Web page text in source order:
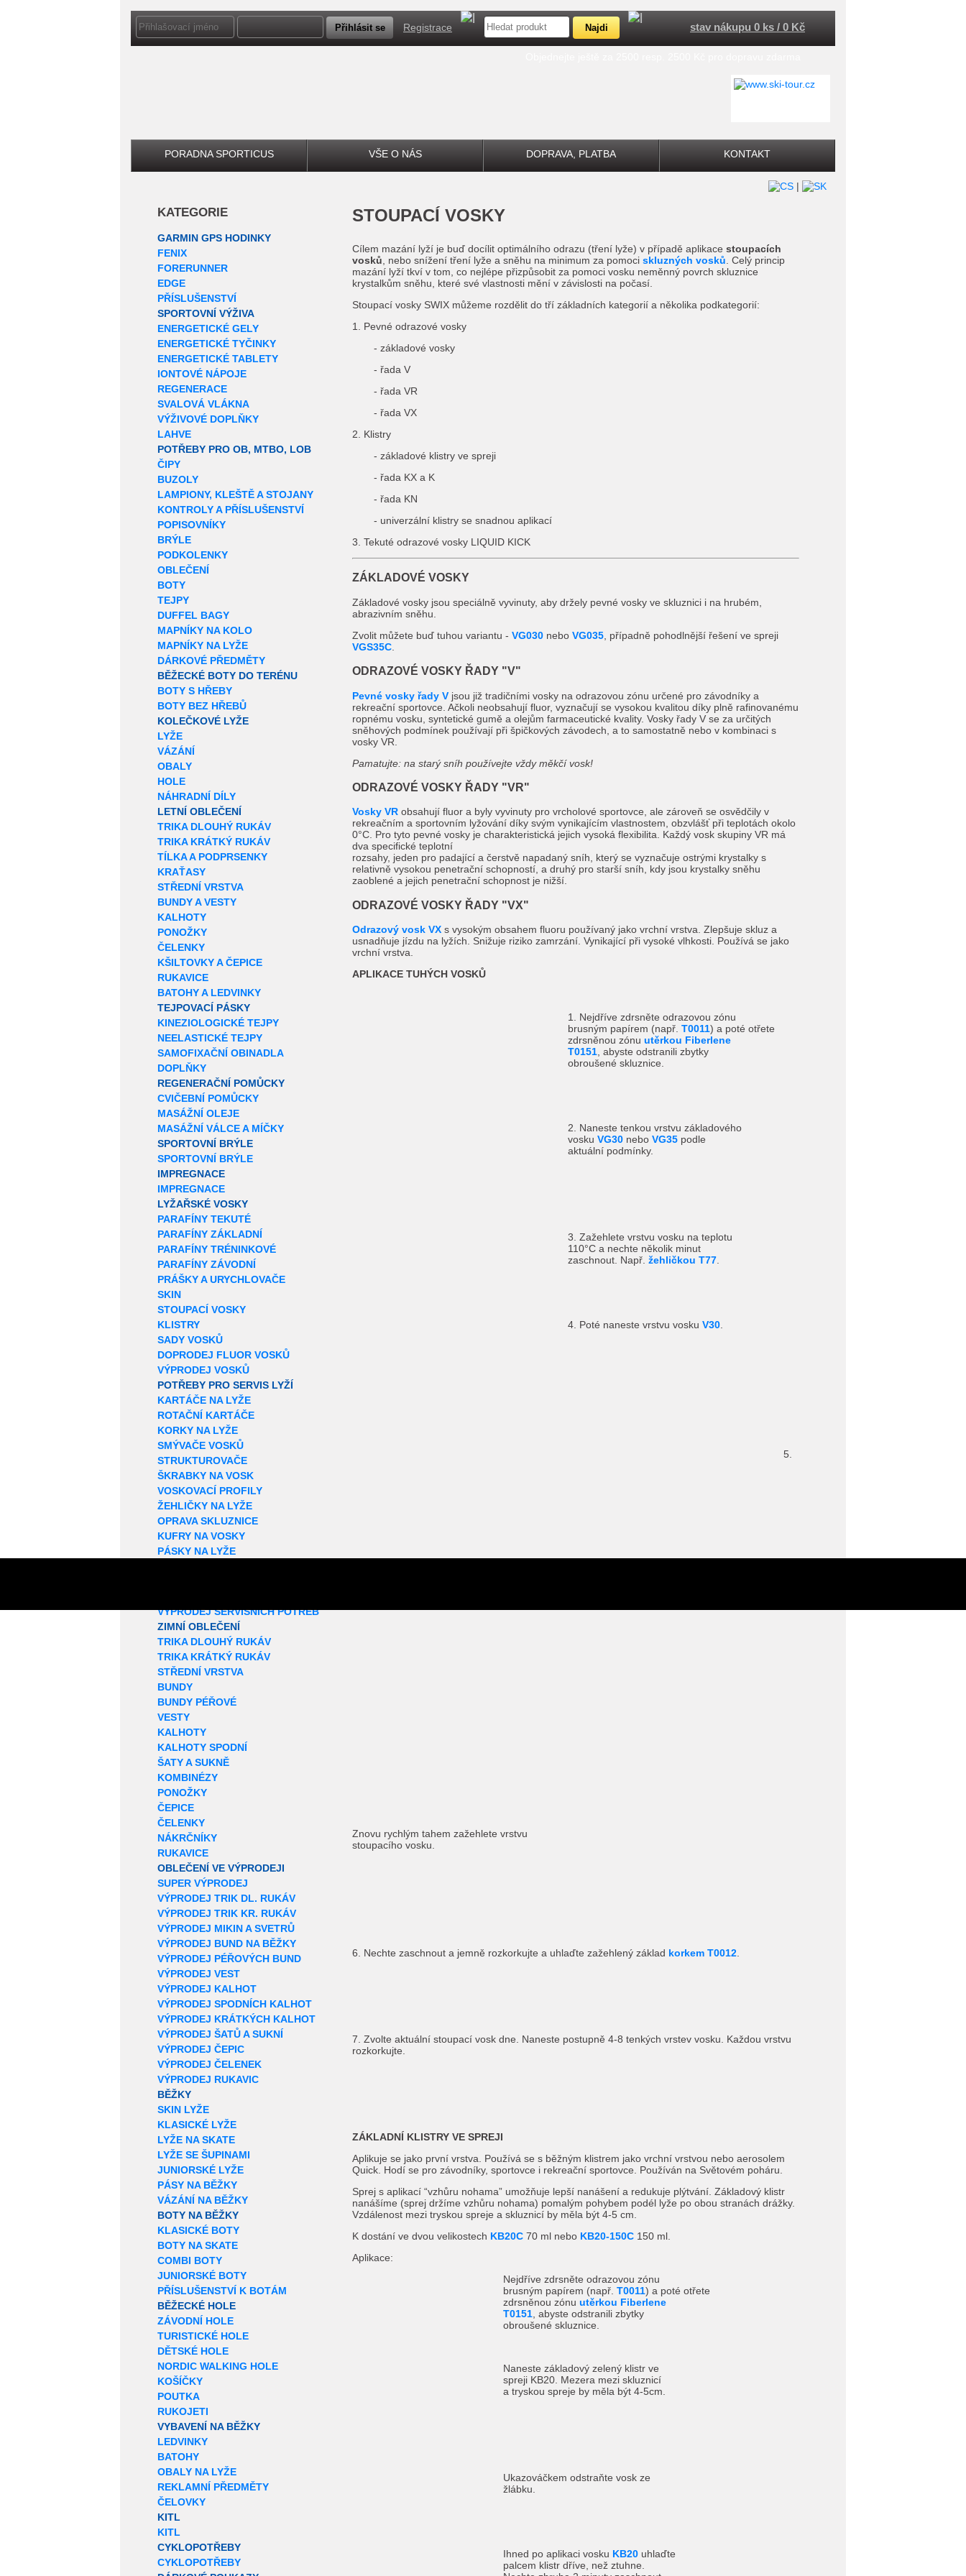
Registrace stav nákupu 0 ks / 0 Kč
PORADNA SPORTICUS VŠE O NÁS DOPRAVA, PLATBA KONTAKT
|
KATEGORIE
GARMIN GPS HODINKY
FENIX
FORERUNNER
EDGE
PŘÍSLUŠENSTVÍ
SPORTOVNÍ VÝŽIVA
ENERGETICKÉ GELY
ENERGETICKÉ TYČINKY
ENERGETICKÉ TABLETY
IONTOVÉ NÁPOJE
REGENERACE
SVALOVÁ VLÁKNA
VÝŽIVOVÉ DOPLŇKY
LAHVE
POTŘEBY PRO OB, MTBO, LOB
ČIPY
BUZOLY
LAMPIONY, KLEŠTĚ A STOJANY
KONTROLY A PŘÍSLUŠENSTVÍ
POPISOVNÍKY
BRÝLE
PODKOLENKY
OBLEČENÍ
BOTY
TEJPY
DUFFEL BAGY
MAPNÍKY NA KOLO
MAPNÍKY NA LYŽE
DÁRKOVÉ PŘEDMĚTY
BĚŽECKÉ BOTY DO TERÉNU
BOTY S HŘEBY
BOTY BEZ HŘEBŮ
KOLEČKOVÉ LYŽE
LYŽE
VÁZÁNÍ
OBALY
HOLE
NÁHRADNÍ DÍLY
LETNÍ OBLEČENÍ
TRIKA DLOUHÝ RUKÁV
TRIKA KRÁTKÝ RUKÁV
TÍLKA A PODPRSENKY
KRAŤASY
STŘEDNÍ VRSTVA
BUNDY A VESTY
KALHOTY
PONOŽKY
ČELENKY
KŠILTOVKY A ČEPICE
RUKAVICE
BATOHY A LEDVINKY
TEJPOVACÍ PÁSKY
KINEZIOLOGICKÉ TEJPY
NEELASTICKÉ TEJPY
SAMOFIXAČNÍ OBINADLA
DOPLŇKY
REGENERAČNÍ POMŮCKY
CVIČEBNÍ POMŮCKY
MASÁŽNÍ OLEJE
MASÁŽNÍ VÁLCE A MÍČKY
SPORTOVNÍ BRÝLE
SPORTOVNÍ BRÝLE
IMPREGNACE
IMPREGNACE
LYŽAŘSKÉ VOSKY
PARAFÍNY TEKUTÉ
PARAFÍNY ZÁKLADNÍ
PARAFÍNY TRÉNINKOVÉ
PARAFÍNY ZÁVODNÍ
PRÁŠKY A URYCHLOVAČE
SKIN
STOUPACÍ VOSKY
KLISTRY
SADY VOSKŮ
DOPRODEJ FLUOR VOSKŮ
VÝPRODEJ VOSKŮ
POTŘEBY PRO SERVIS LYŽÍ
KARTÁČE NA LYŽE
ROTAČNÍ KARTÁČE
KORKY NA LYŽE
SMÝVAČE VOSKŮ
STRUKTUROVAČE
ŠKRABKY NA VOSK
VOSKOVACÍ PROFILY
ŽEHLIČKY NA LYŽE
OPRAVA SKLUZNICE
KUFRY NA VOSKY
PÁSKY NA LYŽE
VÝPRODEJ SERVISNÍCH POTŘEB
ZIMNÍ OBLEČENÍ
TRIKA DLOUHÝ RUKÁV
TRIKA KRÁTKÝ RUKÁV
STŘEDNÍ VRSTVA
BUNDY
BUNDY PÉŘOVÉ
VESTY
KALHOTY
KALHOTY SPODNÍ
ŠATY A SUKNĚ
KOMBINÉZY
PONOŽKY
ČEPICE
ČELENKY
NÁKRČNÍKY
RUKAVICE
OBLEČENÍ VE VÝPRODEJI
SUPER VÝPRODEJ
VÝPRODEJ TRIK DL. RUKÁV
VÝPRODEJ TRIK KR. RUKÁV
VÝPRODEJ MIKIN A SVETRŮ
VÝPRODEJ BUND NA BĚŽKY
VÝPRODEJ PÉŘOVÝCH BUND
VÝPRODEJ VEST
VÝPRODEJ KALHOT
VÝPRODEJ SPODNÍCH KALHOT
VÝPRODEJ KRÁTKÝCH KALHOT
VÝPRODEJ ŠATŮ A SUKNÍ
VÝPRODEJ ČEPIC
VÝPRODEJ ČELENEK
VÝPRODEJ RUKAVIC
BĚŽKY
SKIN LYŽE
KLASICKÉ LYŽE
LYŽE NA SKATE
LYŽE SE ŠUPINAMI
JUNIORSKÉ LYŽE
PÁSY NA BĚŽKY
VÁZÁNÍ NA BĚŽKY
BOTY NA BĚŽKY
KLASICKÉ BOTY
BOTY NA SKATE
COMBI BOTY
JUNIORSKÉ BOTY
PŘÍSLUŠENSTVÍ K BOTÁM
BĚŽECKÉ HOLE
ZÁVODNÍ HOLE
TURISTICKÉ HOLE
DĚTSKÉ HOLE
NORDIC WALKING HOLE
KOŠÍČKY
POUTKA
RUKOJETI
VYBAVENÍ NA BĚŽKY
LEDVINKY
BATOHY
OBALY NA LYŽE
REKLAMNÍ PŘEDMĚTY
ČELOVKY
KITL
KITL
CYKLOPOTŘEBY
CYKLOPOTŘEBY
STOUPACÍ VOSKY
Cílem mazání lyží je buď docílit optimálního odrazu (tření lyže) v případě aplikace stoupacích
vosků , nebo snížení tření lyže a sněhu na minimum za pomoci skluzných vosků . Celý princip
mazání lyží tkví v tom, co nejlépe přizpůsobit za pomoci vosku neměnný povrch skluznice
krystalkům sněhu, které své vlastnosti mění v závislosti na počasí.
Stoupací vosky SWIX můžeme rozdělit do tří základních kategorií a několika podkategorií:
1. Pevné odrazové vosky
- základové vosky
- řada V
- řada VR
- řada VX
2. Klistry
- základové klistry ve spreji
- řada KX a K
- řada KN
- univerzální klistry se snadnou aplikací
3. Tekuté odrazové vosky LIQUID KICK
ZÁKLADOVÉ VOSKY
Základové vosky jsou speciálně vyvinuty, aby držely pevné vosky ve skluznici i na hrubém,
abrazivním sněhu.
Zvolit můžete buď tuhou variantu - VG030 nebo VG035 , případně pohodlnější řešení ve spreji
VGS35C
ODRAZOVÉ VOSKY ŘADY "V"
Pevné vosky řady V jsou již tradičními vosky na odrazovou zónu určené pro závodníky a
rekreační sportovce. Ačkoli neobsahují fluor, vyznačují se vysokou kvalitou díky plně rafinovanému
ropnému vosku, syntetické gumě a olejům farmaceutické kvality. Vosky řady V se za určitých
sněhových podmínek používají při špičkových závodech, a to samostatně nebo v kombinaci s
vosky VR.
Pamatujte: na starý sníh používejte vždy měkčí vosk!
ODRAZOVÉ VOSKY ŘADY "VR"
Vosky VR obsahují fluor a byly vyvinuty pro vrcholové sportovce, ale zároveň se osvědčily v
rekreačním a sportovním lyžování díky svým vynikajícím vlastnostem, obzvlášť při teplotách okolo
0°C. Pro tyto pevné vosky je charakteristická jejich vysoká flexibilita. Každý vosk skupiny VR má
dva specifické teplotní
rozsahy, jeden pro padající a čerstvě napadaný sníh, který se vyznačuje ostrými krystalky s
relativně vysokou penetrační schopností, a druhý pro starší sníh, kdy jsou krystalky sněhu
zaoblené a jejich penetrační schopnost je nižší.
ODRAZOVÉ VOSKY ŘADY "VX"
Odrazový vosk VX s vysokým obsahem fluoru používaný jako vrchní vrstva. Zlepšuje skluz a
usnadňuje jízdu na lyžích. Snižuje riziko zamrzání. Vynikající při vysoké vlhkosti. Používá se jako
vrchní vrstva.
APLIKACE TUHÝCH VOSKŮ
1. Nejdříve zdrsněte odrazovou zónu
brusným papírem (např. T0011) a poté otřete
zdrsněnou zónu utěrkou Fiberlene
T0151 , abyste odstranili zbytky
obroušené skluznice.
2. Naneste tenkou vrstvu základového
vosku VG30 nebo VG35 podle
aktuální podmínky.
3. Zažehlete vrstvu vosku na teplotu
110°C a nechte několik minut
zaschnout. Např. žehličkou T77
4. Poté naneste vrstvu vosku V30
5.
Znovu rychlým tahem zažehlete vrstvu
stoupacího vosku.
6. Nechte zaschnout a jemně rozkorkujte a uhlaďte zažehlený základ korkem T0012
7. Zvolte aktuální stoupací vosk dne. Naneste postupně 4-8 tenkých vrstev vosku. Každou vrstvu
rozkorkujte.
ZÁKLADNÍ KLISTRY VE SPREJI
Aplikuje se jako první vrstva. Používá se s běžným klistrem jako vrchní vrstvou nebo aerosolem
Quick. Hodí se pro závodníky, sportovce i rekreační sportovce. Používán na Světovém poháru.
Sprej s aplikací “vzhůru nohama” umožňuje lepší nanášení a redukuje plýtvání. Základový klistr
nanášíme (sprej držíme vzhůru nohama) pomalým pohybem podél lyže po obou stranách drážky.
Vzdálenost mezi tryskou spreje a skluznicí by měla být 4-5 cm.
K dostání ve dvou velikostech KB20C 70 ml nebo KB20-150C 150 ml.
Aplikace:
Nejdříve zdrsněte odrazovou zónu
brusným papírem (např. T0011) a poté otřete
zdrsněnou zónu utěrkou Fiberlene
T0151 , abyste odstranili zbytky
obroušené skluznice.
Naneste základový zelený klistr ve
spreji KB20. Mezera mezi skluznicí
a tryskou spreje by měla být 4-5cm.
Ukazováčkem odstraňte vosk ze
žlábku.
Ihned po aplikaci vosku KB20 uhlaďte
palcem klistr dříve, než ztuhne.